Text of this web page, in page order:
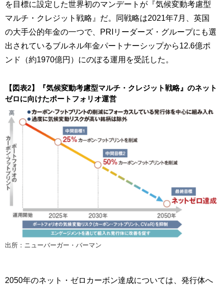
を目標に設定した世界初のマンデートが『気候変動考慮型
マルチ・クレジット戦略』だ。同戦略は2021年7月、英国
の大手公的年金の一つで、PRIリーダーズ・グループにも選
出されているブルネル年金パートナーシップから12.6億ポ
ンド（約1970億円）にのぼる運用を受託した。
【図表2】『気候変動考慮型マルチ・クレジット戦略』のネット
ゼロに向けたポートフォリオ運営
出所：ニューバーガー・バーマン
2050年のネット・ゼロカーボン達成については、発行体へ